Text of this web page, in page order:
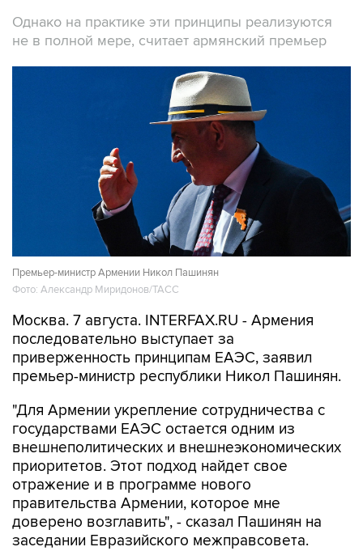
Однако на практике эти принципы реализуются
не в полной мере, считает армянский премьер
Премьер-министр Армении Никол Пашинян
Фото: Александр Миридонов/ТАСС
Москва. 7 августа. INTERFAX.RU - Армения
последовательно выступает за
приверженность принципам ЕАЭС, заявил
премьер-министр республики Никол Пашинян.
"Для Армении укрепление сотрудничества с
государствами ЕАЭС остается одним из
внешнеполитических и внешнеэкономических
приоритетов. Этот подход найдет свое
отражение и в программе нового
правительства Армении, которое мне
доверено возглавить", - сказал Пашинян на
заседании Евразийского межправсовета.